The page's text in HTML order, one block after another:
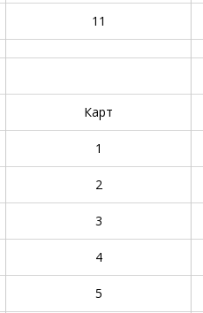
11
Карт
1
2
3
4
5